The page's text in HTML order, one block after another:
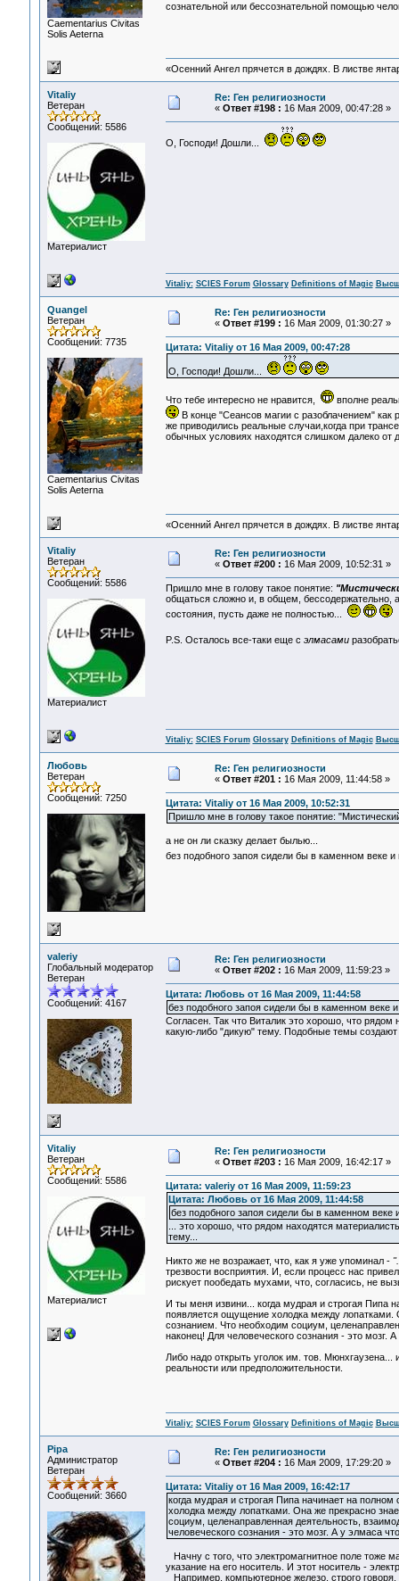
Сaementarius Civitas
Solis Aeterna
сознательной или бессознательной помощью
«Осенний Ангел прячется в дождях. В листве
Vitaliy
Ветеран
Сообщений: 5586
Материалист
Re: Ген религиозности
« Ответ #198 : 16 Мая 2009, 00:47:28 »
О, Господи! Дошли...
Vitaliy: SCIES Forum Glossary Definitions of Magic
Quangel
Ветеран
Сообщений: 7735
Сaementarius Civitas
Solis Aeterna
Re: Ген религиозности
« Ответ #199 : 16 Мая 2009, 01:30:27 »
Цитата: Vitaliy от 16 Мая 2009, 00:47:28
О, Господи! Дошли...
Что тебе интересно не нравится,
вполне
В конце "Сеансов магии с разоблачением" как
же приводились реальные случаи,когда при
обычных условиях находятся слишком далеко от
«Осенний Ангел прячется в дождях. В листве
Vitaliy
Ветеран
Сообщений: 5586
Материалист
Re: Ген религиозности
« Ответ #200 : 16 Мая 2009, 10:52:31 »
Пришло мне в голову такое понятие:
общаться сложно и, в общем, бессодержательно, а
состояния, пусть даже не полностью...
P.S. Осталось все-таки еще с элмасами
Vitaliy: SCIES Forum Glossary Definitions of Magic
Любовь
Ветеран
Сообщений: 7250
Re: Ген религиозности
« Ответ #201 : 16 Мая 2009, 11:44:58 »
Цитата: Vitaliy от 16 Мая 2009, 10:52:31
Пришло мне в голову такое понятие:
а не он ли сказку делает былью...
без подобного запоя сидели бы в каменном веке
valeriy
Глобальный модератор
Ветеран
Сообщений: 4167
Re: Ген религиозности
« Ответ #202 : 16 Мая 2009, 11:59:23 »
Цитата: Любовь от 16 Мая 2009, 11:44:58
без подобного запоя сидели бы в каменном веке
Согласен. Так что Виталик это хорошо, что
какую-либо "дикую" тему. Подобные темы создают
Vitaliy
Ветеран
Сообщений: 5586
Материалист
Re: Ген религиозности
« Ответ #203 : 16 Мая 2009, 16:42:17 »
Цитата: valeriy от 16 Мая 2009, 11:59:23
Цитата: Любовь от 16 Мая 2009, 11:44:58
без подобного запоя сидели бы в каменном веке
... это хорошо, что рядом находятся
тему...
Никто же не возражает, что, как я уже упоминал -
трезвости восприятия. И, если процесс нас
рискует пообедать мухами, что, согласись, не
И ты меня извини... когда мудрая и строгая Пипа
появляется ощущение холодка между лопатками.
сознанием. Что необходим социум,
наконец! Для человеческого сознания - это
Либо надо открыть уголок им. тов.
реальности или предположительности.
Vitaliy: SCIES Forum Glossary Definitions of Magic
Pipa
Администратор
Ветеран
Сообщений: 3660
Re: Ген религиозности
« Ответ #204 : 16 Мая 2009, 17:29:20 »
Цитата: Vitaliy от 16 Мая 2009, 16:42:17
когда мудрая и строгая Пипа начинает на
холодка между лопатками. Она же прекрасно
социум, целенаправленная деятельность,
человеческого сознания - это мозг. А у элмаса
Начну с того, что электромагнитное поле тоже
указание на его носитель. И этот носитель -
Например, компьютерное железо, строго